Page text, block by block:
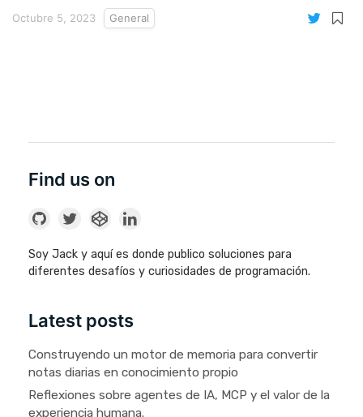
Octubre 5, 2023 General
Find us on
Soy Jack y aquí es donde publico soluciones para
diferentes desafíos y curiosidades de programación.
Latest posts
Construyendo un motor de memoria para convertir
notas diarias en conocimiento propio
Reflexiones sobre agentes de IA, MCP y el valor de la
experiencia humana.